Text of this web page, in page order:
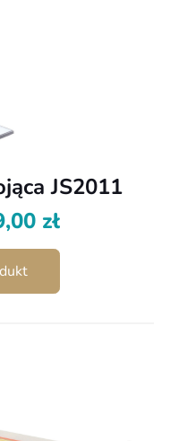
JS2011
zł.
zł
zł.